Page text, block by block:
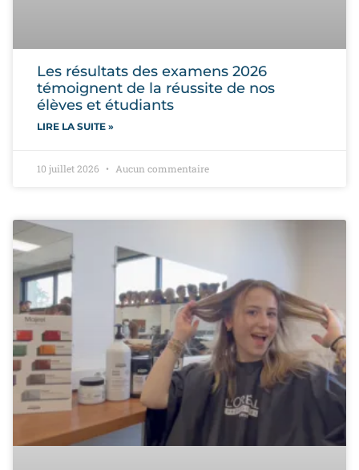
Les résultats des examens 2026
témoignent de la réussite de nos
élèves et étudiants
LIRE LA SUITE »
10 juillet 2026 Aucun commentaire